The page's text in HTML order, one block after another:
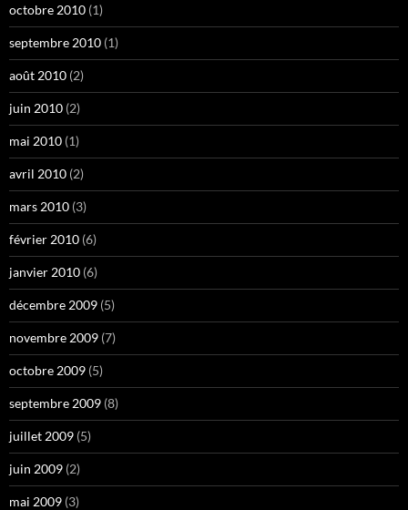
octobre 2010 (1)
septembre 2010 (1)
août 2010 (2)
juin 2010 (2)
mai 2010 (1)
avril 2010 (2)
mars 2010 (3)
février 2010 (6)
janvier 2010 (6)
décembre 2009 (5)
novembre 2009 (7)
octobre 2009 (5)
septembre 2009 (8)
juillet 2009 (5)
juin 2009 (2)
mai 2009 (3)